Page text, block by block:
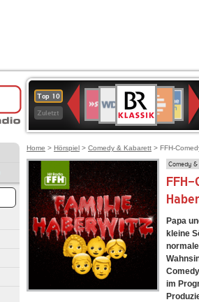
Top 10
Zuletzt
Deutschlandfunk
80er
90er
OLDIE
ANTENNE
4
BR-
KLASSIK
Deutschlandfunk
Kultur
ANTENNE
BAYERN
SWR
Kultur
NDR
2
Home > Hörspiel > Comedy & Kabarett > FFH-
Comedy
Papa
kleine
im